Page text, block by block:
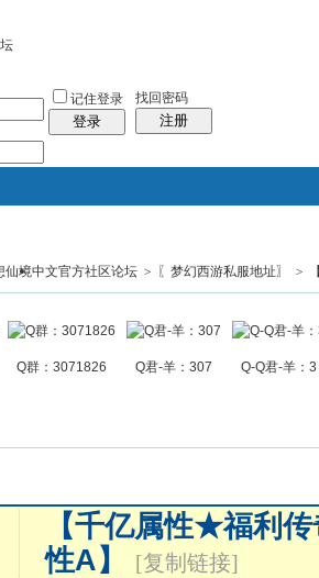
记住登录
登录
找回密码
注册
合 我的空间
帖子
仙境中文官方社区论坛 > 〖梦幻西游私服地址〗 >
Q群：3071826 Q君-羊：307 Q-Q君-羊：3
【千亿属性★福利
性A】
[复制链接]